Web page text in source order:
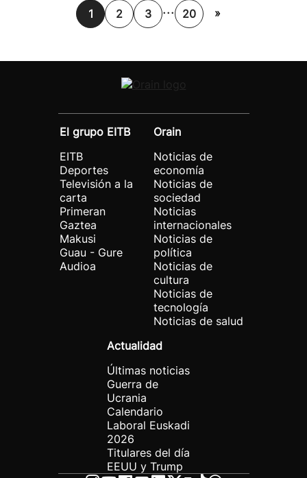
1 2 3 ... 20 »
El grupo EITB
EITB
Deportes
Televisión a la
carta
Primeran
Gaztea
Makusi
Guau - Gure
Audioa
Orain
Noticias de
economía
Noticias de
sociedad
Noticias
internacionales
Noticias de
política
Noticias de
cultura
Noticias de
tecnología
Noticias de salud
Actualidad
Últimas noticias
Guerra de
Ucrania
Calendario
Laboral Euskadi
2026
Titulares del día
EEUU y Trump